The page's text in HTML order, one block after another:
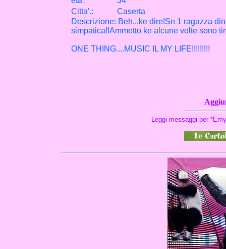
Citta'.:
Caserta
Descrizione: Beh...ke dire!Sn 1 ragazza
simpatica!!Ammetto ke alcune volte sono
ONE THING....MUSIC IL MY LIFE!!!!!!!!!
Leggi messaggi per